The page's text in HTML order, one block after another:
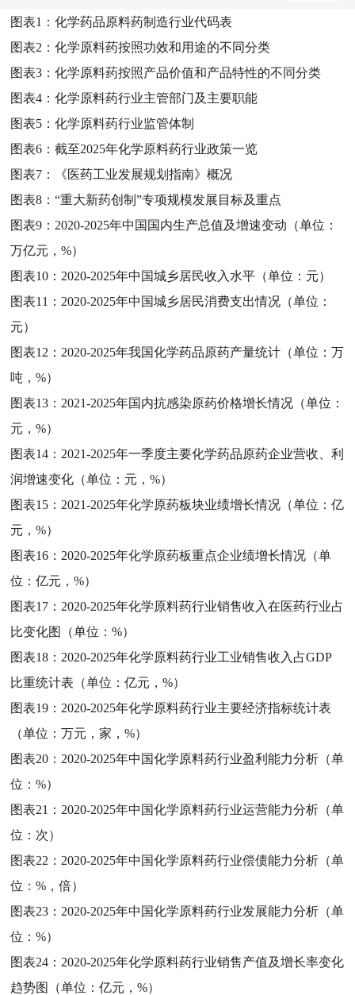
图表1：化学药品原料药制造行业代码表
图表2：化学原料药按照功效和用途的不同分类
图表3：化学原料药按照产品价值和产品特性的不同分类
图表4：化学原料药行业主管部门及主要职能
图表5：化学原料药行业监管体制
图表6：截至2025年化学原料药行业政策一览
图表7：
《医药工业发展规划指南》概况
图表8：“重大新药创制”专项规模发展目标及重点
图表9： 2020-2025年中国国内生产总值及增速变动（单位：
万亿元，%）
图表10： 2020-2025年中国城乡居民收入水平（单位：元）
图表11： 2020-2025年中国城乡居民消费支出情况（单位：
元）
图表12： 2020-2025年我国化学药品原药产量统计（单位：万
吨，%）
图表13： 2021-2025年国内抗感染原药价格增长情况（单位：
元，%）
图表14： 2021-2025年一季度主要化学药品原药企业营收、利
润增速变化（单位：元，%）
图表15： 2021-2025年化学原药板块业绩增长情况（单位：亿
元，%）
图表16： 2020-2025年化学原药板重点企业绩增长情况（单
位：亿元，%）
图表17： 2020-2025年化学原料药行业销售收入在医药行业占
比变化图（单位：%）
图表18： 2020-2025年化学原料药行业工业销售收入占GDP
比重统计表（单位：亿元，%）
图表19： 2020-2025年化学原料药行业主要经济指标统计表
（单位：万元，家，%）
图表20： 2020-2025年中国化学原料药行业盈利能力分析（单
位：%）
图表21： 2020-2025年中国化学原料药行业运营能力分析（单
位：次）
图表22： 2020-2025年中国化学原料药行业偿债能力分析（单
位：%，倍）
图表23： 2020-2025年中国化学原料药行业发展能力分析（单
位：%）
图表24： 2020-2025年化学原料药行业销售产值及增长率变化
趋势图（单位：亿元，%）